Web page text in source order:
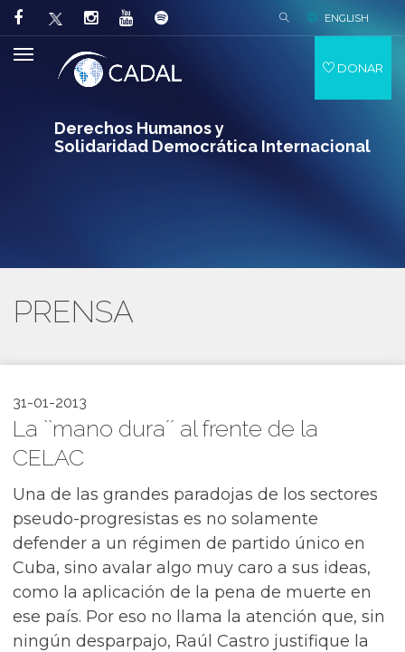
Derechos Humanos y
Solidaridad Democrática Internacional
ENGLISH
DONAR
PRENSA
31-01-2013
La ``mano dura´´ al frente de la
CELAC
Una de las grandes paradojas de los sectores
pseudo-progresistas es no solamente
defender a un régimen de partido único en
Cuba, sino avalar algo muy caro a sus ideas,
como la aplicación de la pena de muerte en
ese país. Por eso no llama la atención que, sin
ningún desparpajo, Raúl Castro justifique la